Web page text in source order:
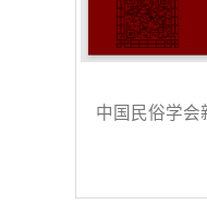
中国民俗学会